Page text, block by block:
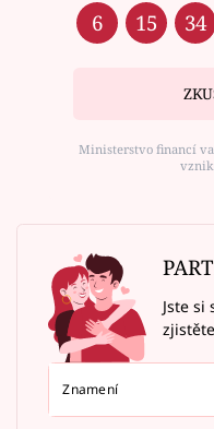
6 15 34
Ministerstvo financí
Jste si